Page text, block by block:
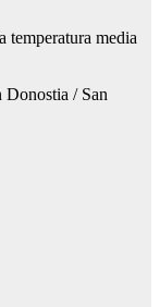
temperatura media
Donostia / San